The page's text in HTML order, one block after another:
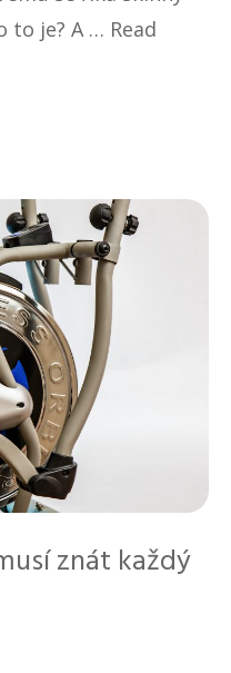
to je? A … Read
znát každý